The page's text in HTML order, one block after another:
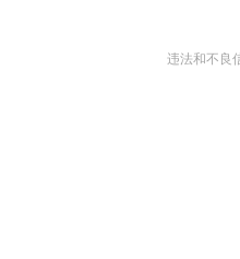
违法和不良